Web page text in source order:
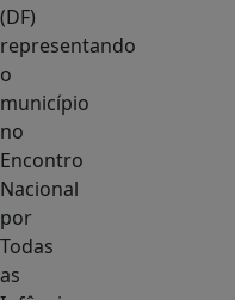
(DF)
representando
o
município
no
Encontro
Nacional
por
Todas
as